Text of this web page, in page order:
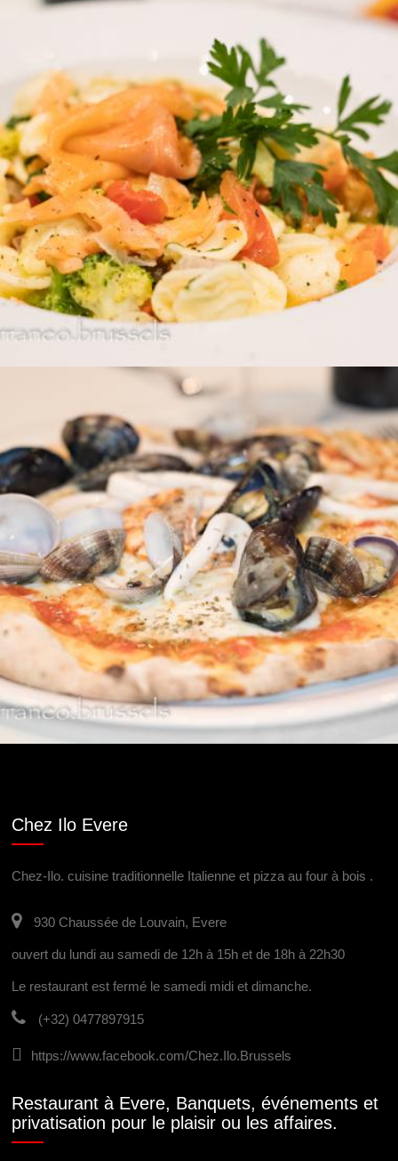
ORECCHIETTE BROCOLI SALMONE
FRUITTI DI MARE
Chez Ilo Evere
Chez-Ilo. cuisine traditionnelle Italienne et pizza au four à bois .
930 Chaussée de Louvain, Evere
ouvert du lundi au samedi de 12h à 15h et de 18h à 22h30
Le restaurant est fermé le samedi midi et dimanche.
(+32) 0477897915
https://www.facebook.com/Chez.Ilo.Brussels
Restaurant à Evere, Banquets, événements et
privatisation pour le plaisir ou les affaires.